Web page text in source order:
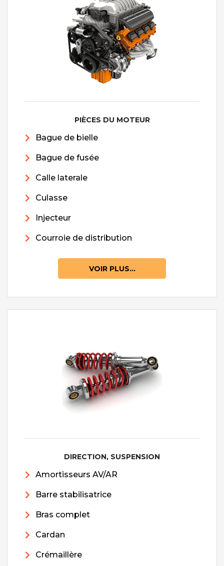
PIÈCES DU MOTEUR
Bague de bielle
Bague de fusée
Calle laterale
Culasse
Injecteur
Courroie de distribution
VOIR PLUS...
DIRECTION, SUSPENSION
Amortisseurs AV/AR
Barre stabilisatrice
Bras complet
Cardan
Crémaillère